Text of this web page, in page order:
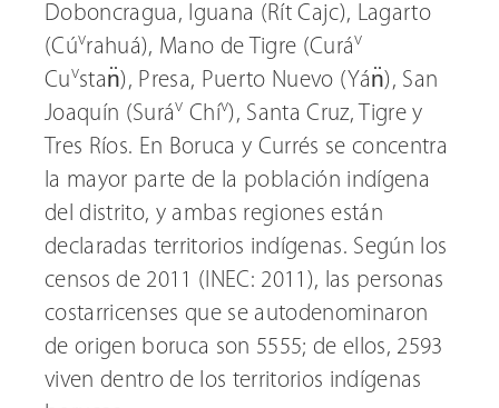
Doboncragua, Iguana (Rít Cajc), Lagarto
(Cúvrahuá), Mano de Tigre (Curáv
Cuvstan̈), Presa, Puerto Nuevo (Yán̈), San
Joaquín (Suráv Chív), Santa Cruz, Tigre y
Tres Ríos. En Boruca y Currés se concentra
la mayor parte de la población indígena
del distrito, y ambas regiones están
declaradas territorios indígenas. Según los
censos de 2011 (INEC: 2011), las personas
costarricenses que se autodenominaron
de origen boruca son 5555; de ellos, 2593
viven dentro de los territorios indígenas